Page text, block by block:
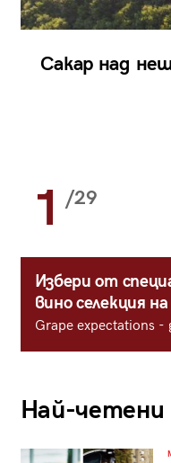
Сакар над
1 /29
Избери от
вино селекция
Grape expectations -
Най-четени